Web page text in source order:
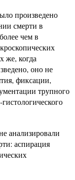
произведено
смерти в
чем в
же, когда
оно не
фиксации,
трупного
анализировали
аспирация